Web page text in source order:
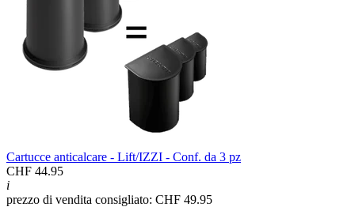
Cartucce anticalcare - Lift/IZZI - Conf. da 3 pz
CHF 44.95
i
prezzo di vendita consigliato: CHF 49.95